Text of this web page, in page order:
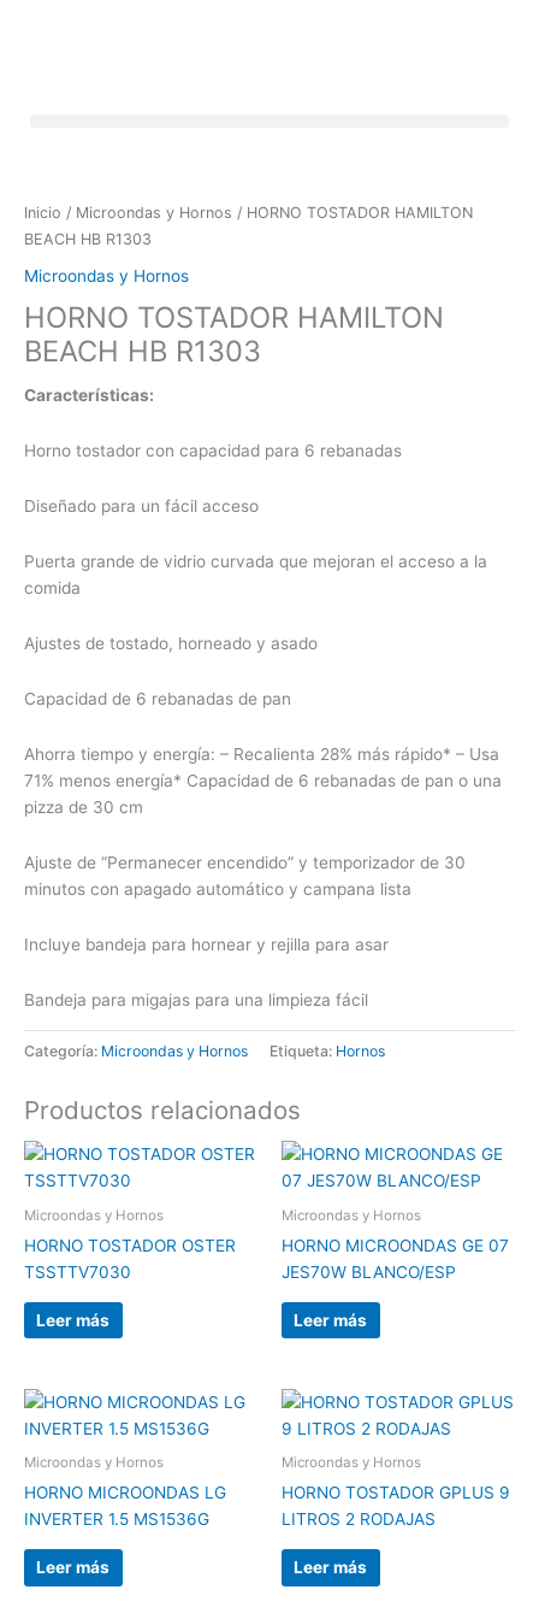
Inicio / Microondas y Hornos / HORNO TOSTADOR HAMILTON
BEACH HB R1303
Microondas y Hornos
HORNO TOSTADOR HAMILTON
BEACH HB R1303
Características:
Horno tostador con capacidad para 6 rebanadas
Diseñado para un fácil acceso
Puerta grande de vidrio curvada que mejoran el acceso a la
comida
Ajustes de tostado, horneado y asado
Capacidad de 6 rebanadas de pan
Ahorra tiempo y energía: – Recalienta 28% más rápido* – Usa
71% menos energía* Capacidad de 6 rebanadas de pan o una
pizza de 30 cm
Ajuste de “Permanecer encendido” y temporizador de 30
minutos con apagado automático y campana lista
Incluye bandeja para hornear y rejilla para asar
Bandeja para migajas para una limpieza fácil
Categoría: Microondas y Hornos Etiqueta: Hornos
Productos relacionados
Microondas y Hornos
HORNO TOSTADOR OSTER
TSSTTV7030
Leer más
Microondas y Hornos
HORNO MICROONDAS GE 07
JES70W BLANCO/ESP
Leer más
Microondas y Hornos
HORNO MICROONDAS LG
INVERTER 1.5 MS1536G
Leer más
Microondas y Hornos
HORNO TOSTADOR GPLUS 9
LITROS 2 RODAJAS
Leer más